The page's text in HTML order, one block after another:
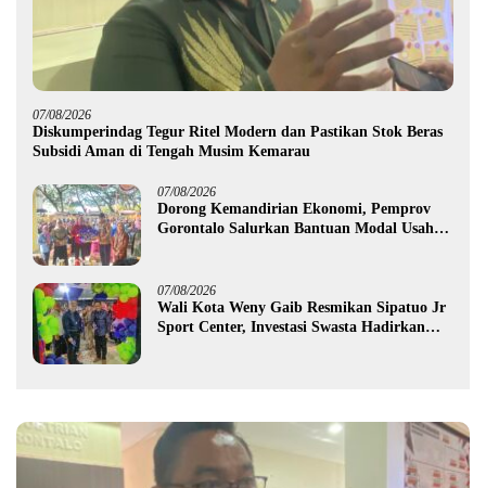
07/08/2026
Diskumperindag Tegur Ritel Modern dan Pastikan Stok Beras
Subsidi Aman di Tengah Musim Kemarau
07/08/2026
Dorong Kemandirian Ekonomi, Pemprov
Gorontalo Salurkan Bantuan Modal Usaha
07/08/2026
Wali Kota Weny Gaib Resmikan Sipatuo Jr
Sport Center, Investasi Swasta Hadirkan